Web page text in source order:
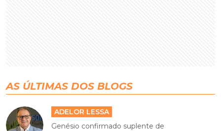
AS ÚLTIMAS DOS BLOGS
ADELOR LESSA
Genésio confirmado suplente de